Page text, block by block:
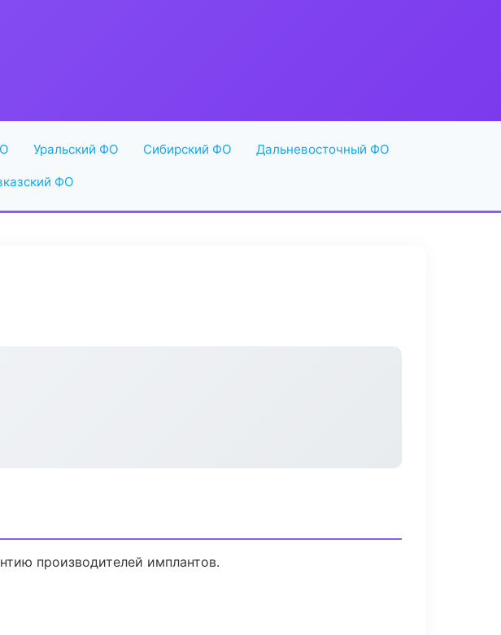
Уральский ФО Сибирский ФО Дальневосточный ФО
ФО
производителей имплантов.